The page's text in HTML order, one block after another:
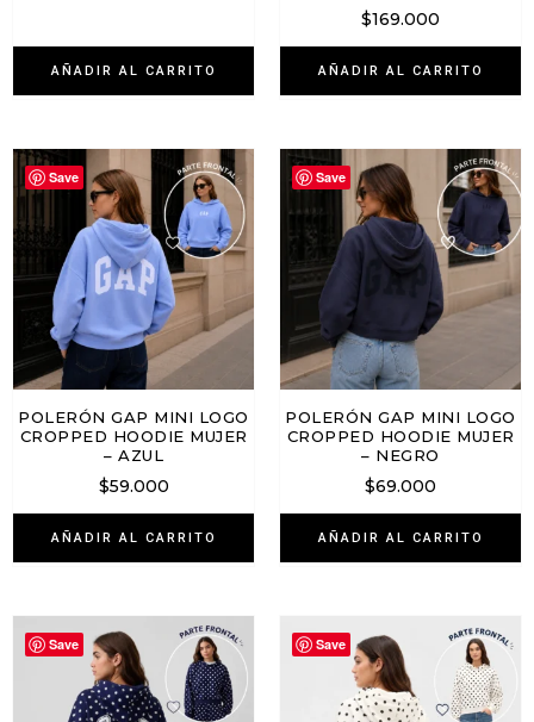
AÑADIR AL CARRITO
$169.000
AÑADIR AL CARRITO
Save
POLERÓN GAP MINI LOGO
CROPPED HOODIE MUJER
– AZUL
$59.000
AÑADIR AL CARRITO
Save
POLERÓN GAP MINI LOGO
CROPPED HOODIE MUJER
– NEGRO
$69.000
AÑADIR AL CARRITO
Save Save